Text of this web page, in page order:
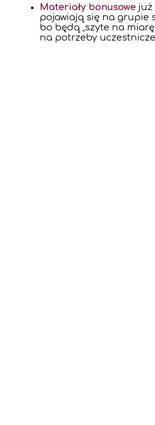
Materiały bonusowe już
pojawiają się na grupie
bo będą „szyte na
na potrzeby